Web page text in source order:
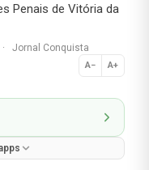
Penais de Vitória da
· Jornal Conquista
A− A+
Normal